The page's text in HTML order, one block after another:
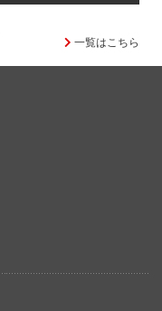
一覧はこちら